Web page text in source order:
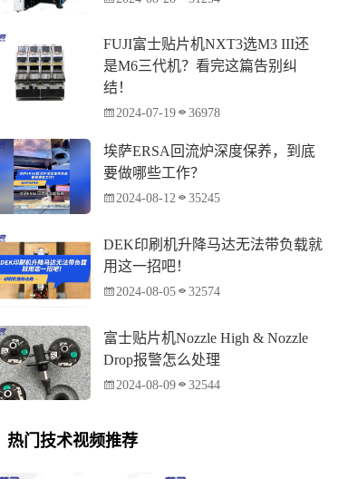
FUJI富士贴片机NXT3选M3 III还
是M6三代机？看完这篇告别纠
结！
2024-07-19 36978
埃萨ERSA回流炉深度保养，到底
要做哪些工作？
2024-08-12 35245
DEK印刷机升降马达无法带负载就
用这一招吧！
2024-08-05 32574
富士贴片机Nozzle High & Nozzle
Drop报警怎么处理
2024-08-09 32544
热门技术视频推荐